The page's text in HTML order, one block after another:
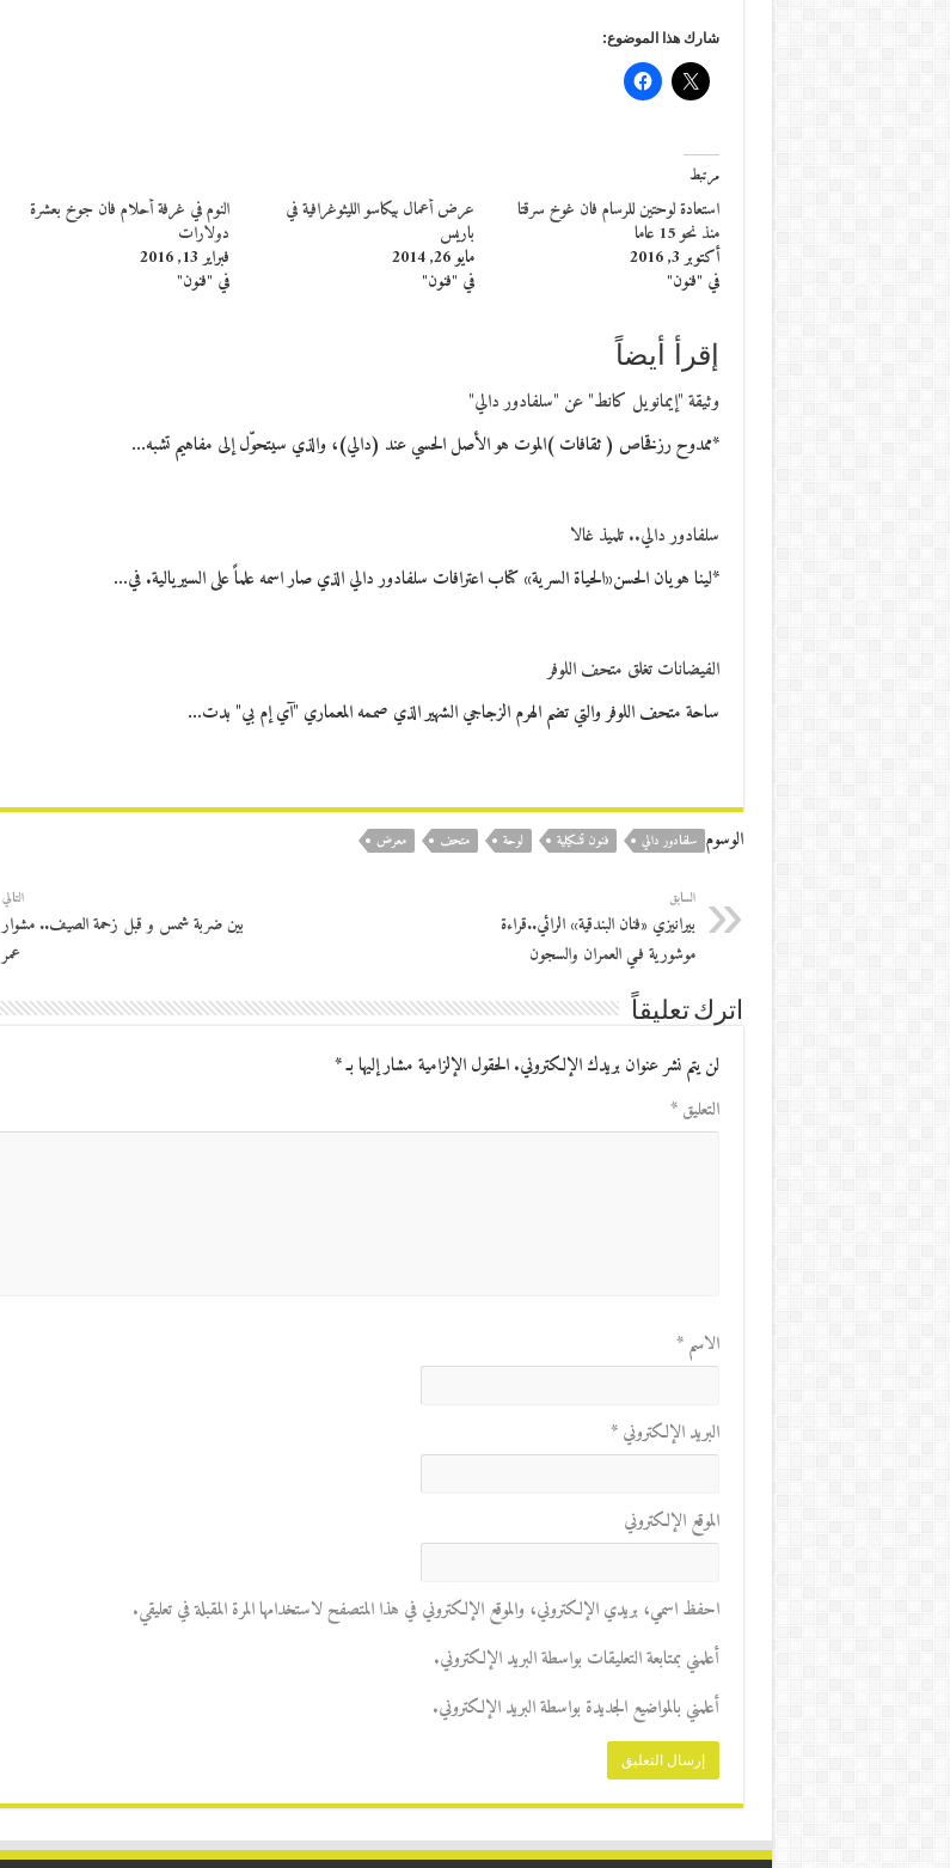
شارك هذا الموضوع:
مرتبط
استعادة لوحتين للرسام فان غوخ سرقتا
منذ نحو 15 عاما
أكتوبر 3, 2016
في "فنون"
عرض أعمال بيكاسو الليثوغرافية في
باريس
مايو 26, 2014
في "فنون"
النوم في غرفة أحلام فان جوخ بعشرة
دولارات
فبراير 13, 2016
في "فنون"
إقرأ أيضاً
وثيقة "إيمانويل كانط" عن "سلفادور دالي"
*ممدوح رزقخاص ( ثقافات )الموت هو الأصل الحسي عند (دالي)، والذي سيتحوّل إلى مفاهيم تشبه…
سلفادور دالي.. تلميذ غالا
*لينا هويان الحسن«الحياة السرية» كتاب اعترافات سلفادور دالي الذي صار اسمه علماً على السيريالية. في…
الفيضانات تغلق متحف اللوفر
ساحة متحف اللوفر والتي تضم الهرم الزجاجي الشهير الذي صممه المعماري "آي إم بي" بدت…
الوسوم سلفادور دالي فنون تشكيلية لوحة متحف معرض
السابق
بيرانيزي «فنان البندقية» الرائي..قراءة
موشورية فـي العمران والسجون
التالي
بين ضربة شمس و قبل زحمة الصيف.. مشوار
عمر
اترك تعليقاً
لن يتم نشر عنوان بريدك الإلكتروني. الحقول الإلزامية مشار إليها بـ*
التعليق*
الاسم*
البريد الإلكتروني*
الموقع الإلكتروني
احفظ اسمي، بريدي الإلكتروني، والموقع الإلكتروني في هذا المتصفح لاستخدامها المرة المقبلة في تعليقي.
أعلمني بمتابعة التعليقات بواسطة البريد الإلكتروني.
أعلمني بالمواضيع الجديدة بواسطة البريد الإلكتروني.